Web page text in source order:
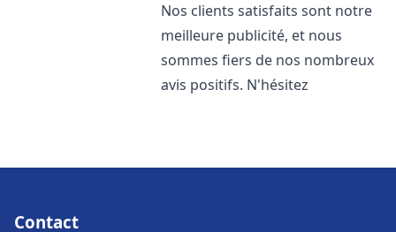
Nos clients satisfaits sont notre
meilleure publicité, et nous
sommes fiers de nos nombreux
avis positifs. N'hésitez
Contact